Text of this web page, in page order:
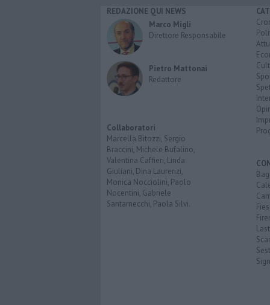
REDAZIONE QUI NEWS
Marco Migli
Direttore Responsabile
Pietro Mattonai
Redattore
Collaboratori
Marcella Bitozzi, Sergio
Braccini, Michele Bufalino,
Valentina Caffieri, Linda
Giuliani, Dina Laurenzi,
Monica Nocciolini, Paolo
Nocentini, Gabriele
Santarnecchi, Paola Silvi.